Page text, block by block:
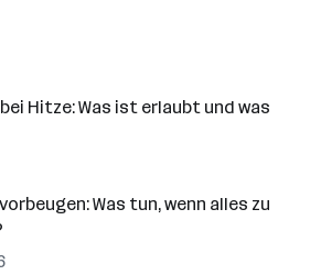
Hitze: Was ist erlaubt und was
Was tun, wenn alles zu